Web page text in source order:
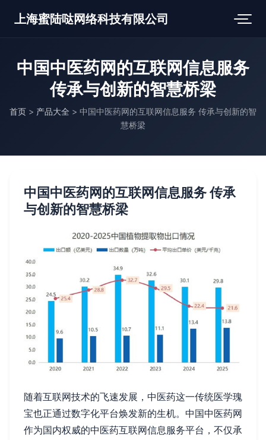
上海蜜陆哒网络科技有限公司
中国中医药网的互联网信息服务
传承与创新的智慧桥梁
首页 > 产品大全 > 中国中医药网的互联网信息服务 传承与创新的智
慧桥梁
中国中医药网的互联网信息服务 传承
与创新的智慧桥梁
随着互联网技术的飞速发展，中医药这一传统医学瑰
宝也正通过数字化平台焕发新的生机。中国中医药网
作为国内权威的中医药互联网信息服务平台，不仅承